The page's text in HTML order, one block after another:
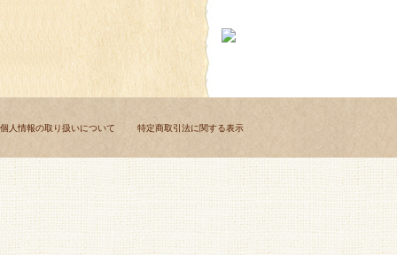
個人情報の取り扱いについて 特定商取引法に関する表示